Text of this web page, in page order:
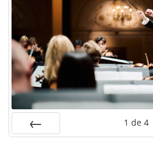
1 de 4